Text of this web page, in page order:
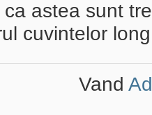
astea sunt
cuvintelor
Vand